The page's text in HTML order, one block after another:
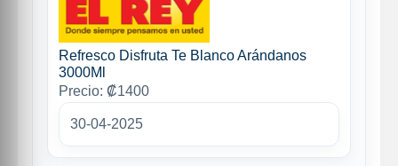
Refresco Disfruta Te Blanco Arándanos
3000Ml
Precio: ₡1400
30-04-2025